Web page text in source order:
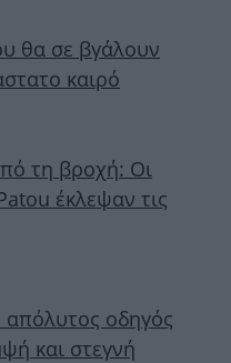
θα σε βγάλουν
καιρό
τη βροχή: Οι
έκλεψαν τις
οδηγός
και στεγνή